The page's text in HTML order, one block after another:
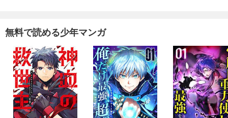
無料で読める少年マンガ